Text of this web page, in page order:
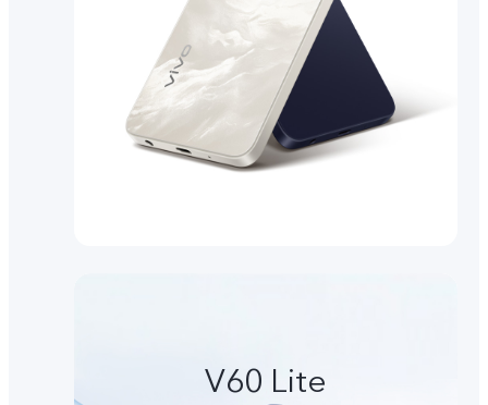
V60 Lite